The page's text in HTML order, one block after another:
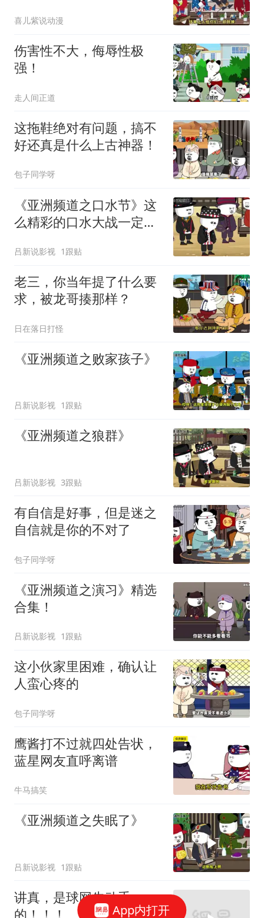
喜儿紫说动漫
伤害性不大，侮辱性极
强！
走人间正道
这拖鞋绝对有问题，搞不
好还真是什么上古神器！
包子同学呀
《亚洲频道之口水节》这
么精彩的口水大战一定不
吕新说影视 1跟贴
老三，你当年提了什么要
求，被龙哥揍那样？
日在落日打怪
《亚洲频道之败家孩子》
吕新说影视 1跟贴
《亚洲频道之狼群》
吕新说影视 3跟贴
有自信是好事，但是迷之
自信就是你的不对了
包子同学呀
《亚洲频道之演习》精选
合集！
吕新说影视 1跟贴
这小伙家里困难，确认让
人蛮心疼的
包子同学呀
鹰酱打不过就四处告状，
蓝星网友直呼离谱
牛马搞笑
《亚洲频道之失眠了》
吕新说影视 1跟贴
讲真，是球网先动手
的！！！
App内打开